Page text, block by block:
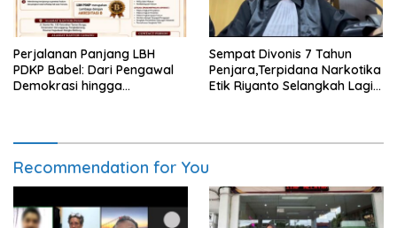
Perjalanan Panjang LBH
PDKP Babel: Dari Pengawal
Demokrasi hingga
Sempat Divonis 7 Tahun
Penjara,Terpidana Narkotika
Etik Riyanto Selangkah Lagi
Recommendation for You